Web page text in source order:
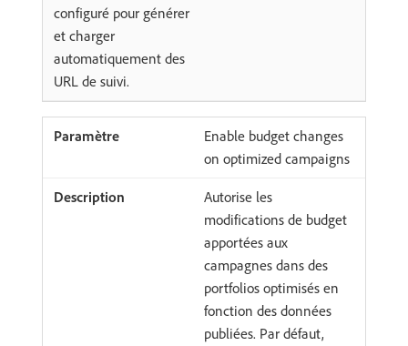
configuré pour générer
et charger
automatiquement des
URL de suivi.
Enable budget changes
on optimized campaigns
Autorise les
modifications de budget
apportées aux
campagnes dans des
portfolios optimisés en
fonction des données
publiées. Par défaut,